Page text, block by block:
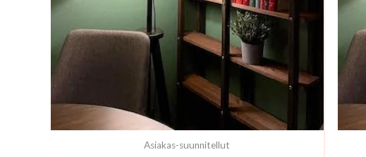
Asiakas-suunnitellut